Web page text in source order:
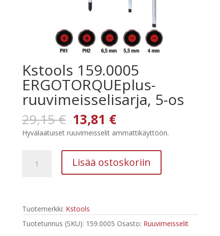
Kstools 159.0005
ERGOTORQUEplus-
ruuvimeisselisarja, 5-os
29,15€ Alkuperäinen
hinta
oli:
29,15 €.
13,81 €Nykyinen
hinta
on:
13,81 €.
Hyvälaatuiset ruuvimeisselit ammattikäyttöön.
159.0005
os
määrä
Lisää ostoskoriin
Tuotemerkki: Kstools
Tuotetunnus (SKU): 159.0005 Osasto: Ruuvimeisselit